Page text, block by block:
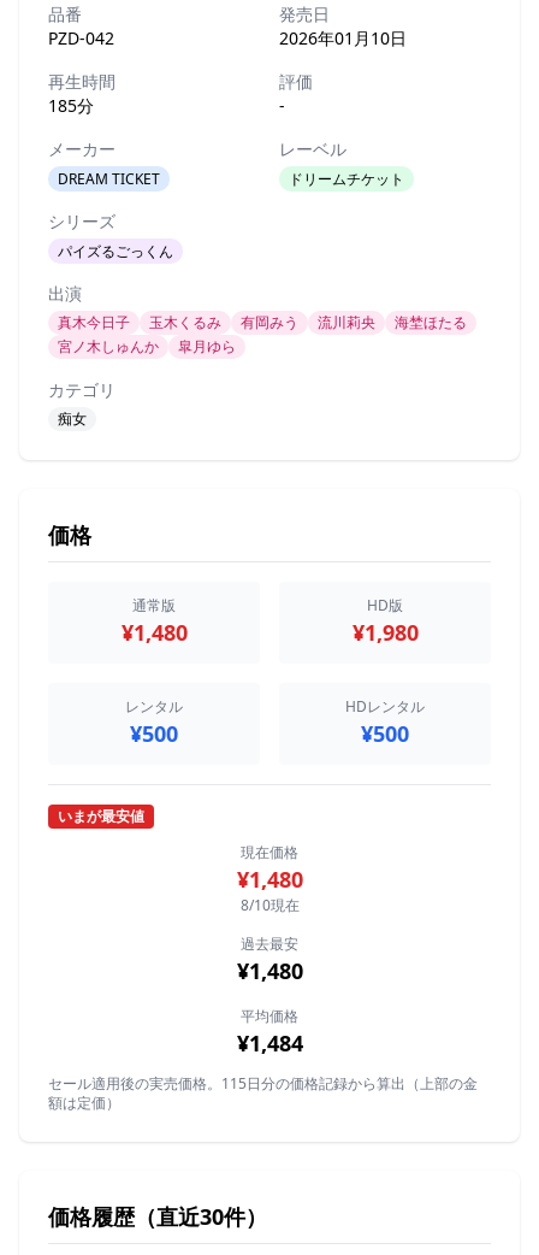
品番
PZD-042
発売日
2026年01月10日
再生時間
185分
評価
-
メーカー
DREAM TICKET
レーベル
ドリームチケット
シリーズ
パイズるごっくん
出演
真木今日子 玉木くるみ 有岡みう 流川莉央
海埜ほたる
宮ノ木しゅんか
皐月ゆら
カテゴリ
痴女
価格
通常版
¥1,480
HD版
¥1,980
レンタル
¥500
HDレンタル
¥500
いまが最安値
現在価格
¥1,480
8/10現在
過去最安
¥1,480
平均価格
¥1,484
セール適用後の実売価格。115日分の価格記録から算出（上部の金
額は定価）
価格履歴（直近30件）